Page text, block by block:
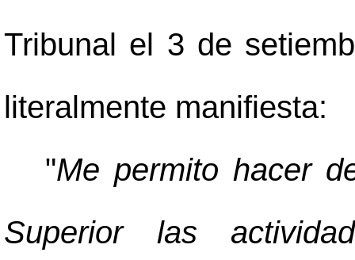
Tribunal el 3 de
literalmente manifiesta:
"Me permito hacer
Superior las